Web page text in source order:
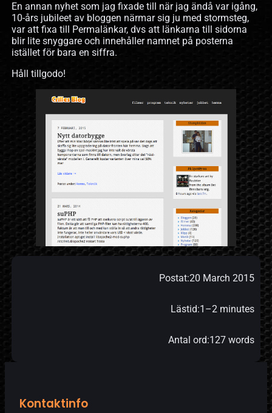
En annan nyhet som jag fixade till när jag ändå var igång,
10-års jubileet av bloggen närmar sig ju med stormsteg,
var att fixa till Permalänkar, dvs att länkarna till sidorna
blir lite snyggare och innehåller namnet på posterna
istället för bara en siffra.
Håll tillgodo!
Postat:20 March 2015
Lästid:1–2 minutes
Antal ord:127 words
Kontaktinfo